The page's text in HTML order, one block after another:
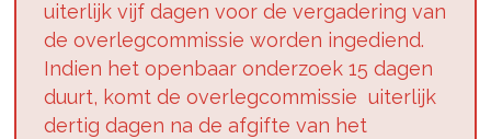
uiterlijk vijf dagen voor de vergadering van
de overlegcommissie worden ingediend.
Indien het openbaar onderzoek 15 dagen
duurt, komt de overlegcommissie uiterlijk
dertig dagen na de afgifte van het